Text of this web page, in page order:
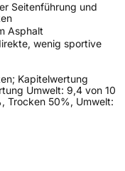
Seitenführung und
Asphalt
wenig sportive
Kapitelwertung
Umwelt: 9,4 von 10
Trocken 50%, Umwelt: